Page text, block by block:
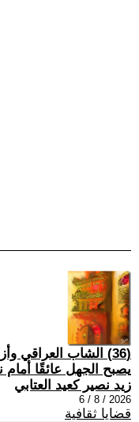
(36) الشاب العراقي
يصبح الجهل عائقًا
زيد نصير كعيد العتابي
2026 / 8 / 6
قضايا ثقافية